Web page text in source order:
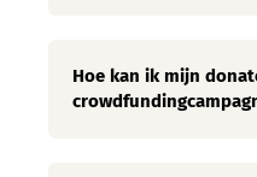
Hoe kan ik mijn